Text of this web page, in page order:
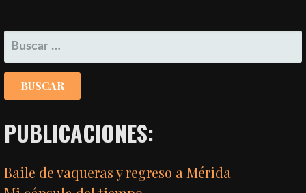
BUSCAR:
PUBLICACIONES:
Baile de vaqueras y regreso a Mérida